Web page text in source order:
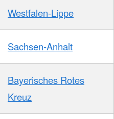
Westfalen-Lippe
Sachsen-Anhalt
Bayerisches Rotes
Kreuz